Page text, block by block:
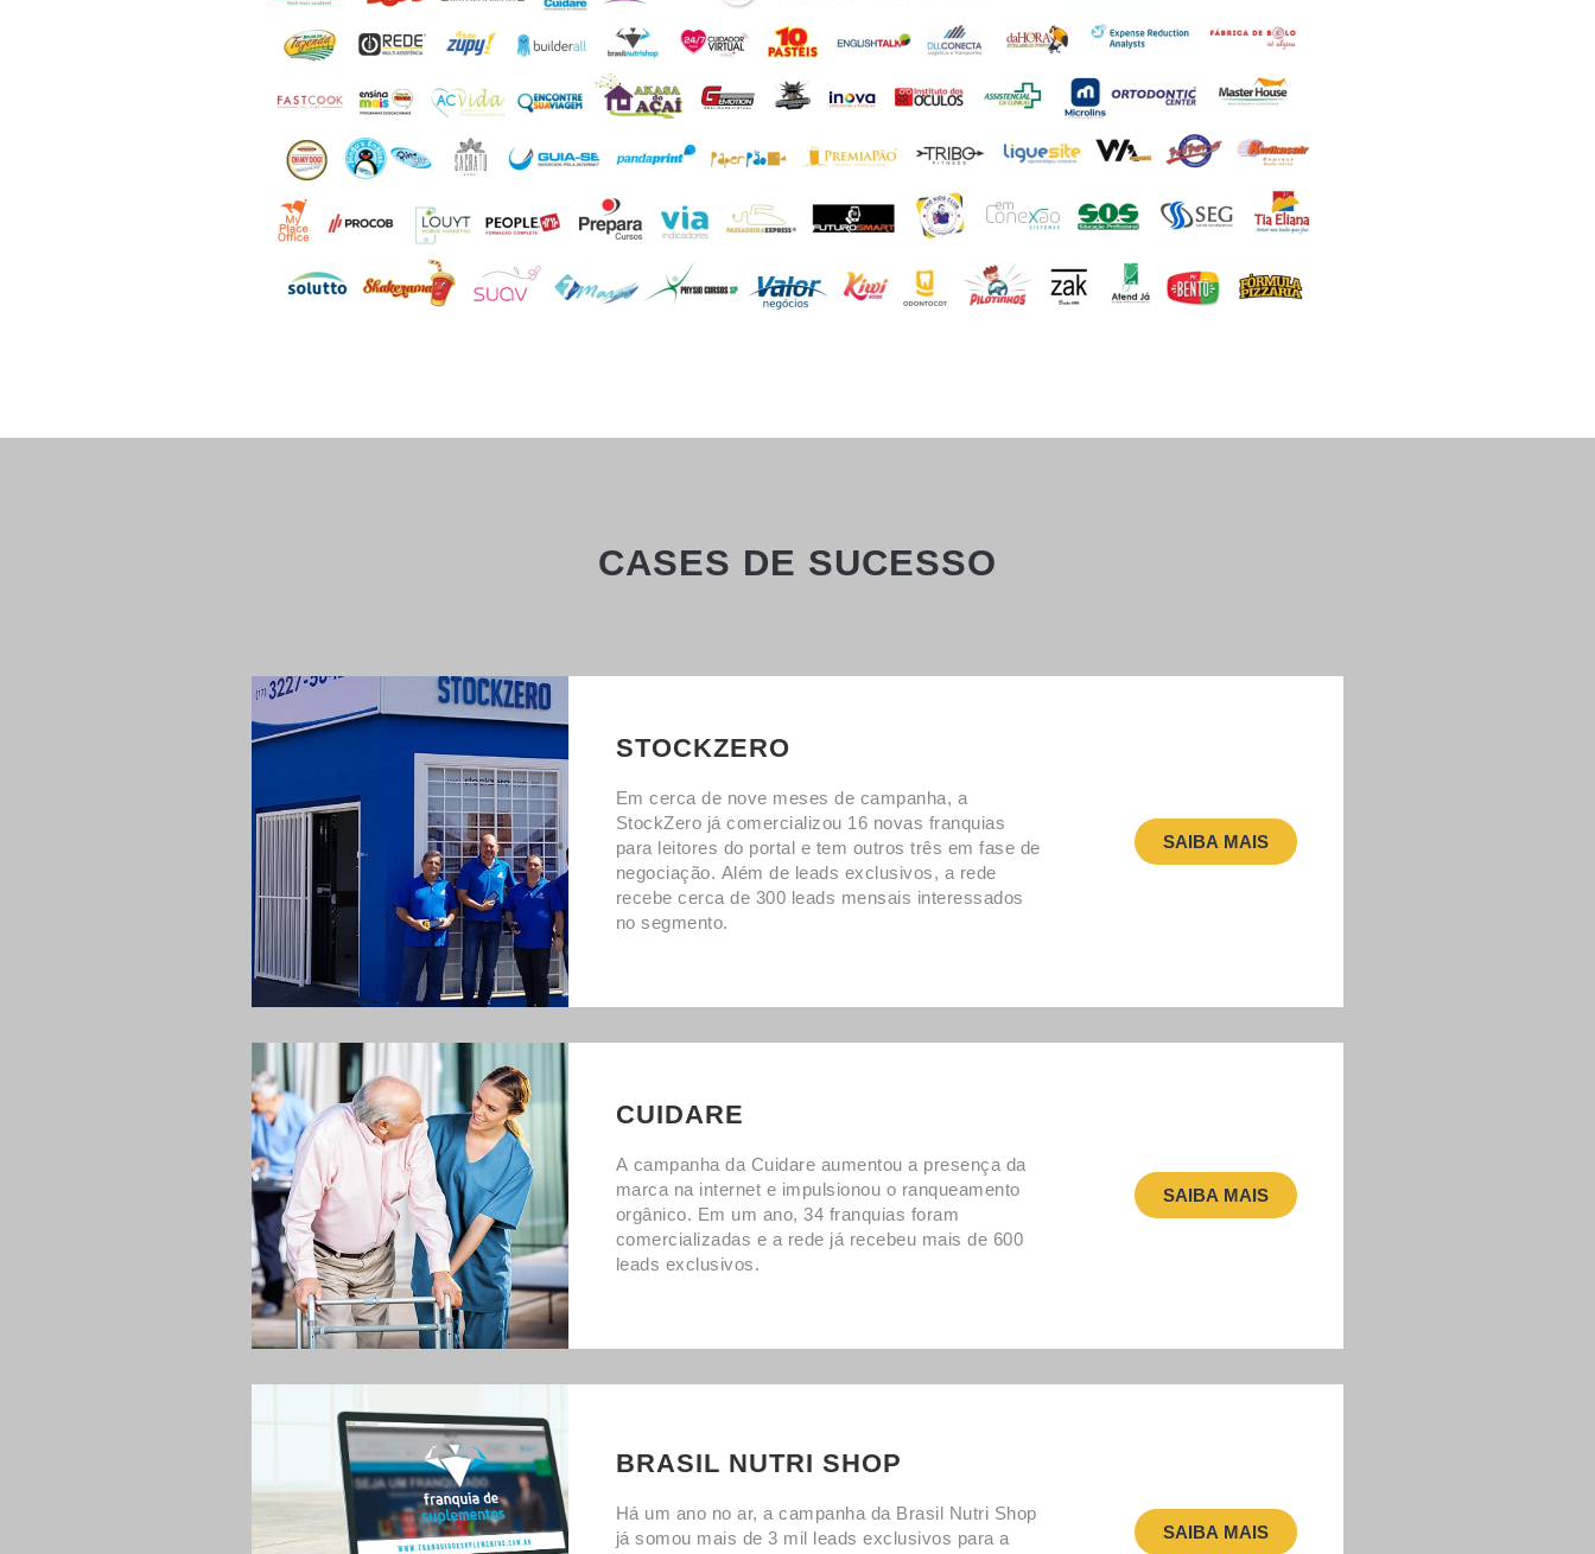
CASES DE SUCESSO
STOCKZERO
Em cerca de nove meses de campanha, a
StockZero já comercializou 16 novas franquias
para leitores do portal e tem outros três em fase de
negociação. Além de leads exclusivos, a rede
recebe cerca de 300 leads mensais interessados
no segmento.
SAIBA MAIS
CUIDARE
A campanha da Cuidare aumentou a presença da
marca na internet e impulsionou o ranqueamento
orgânico. Em um ano, 34 franquias foram
comercializadas e a rede já recebeu mais de 600
leads exclusivos.
SAIBA MAIS
BRASIL NUTRI SHOP
Há um ano no ar, a campanha da Brasil Nutri Shop
já somou mais de 3 mil leads exclusivos para a
SAIBA MAIS